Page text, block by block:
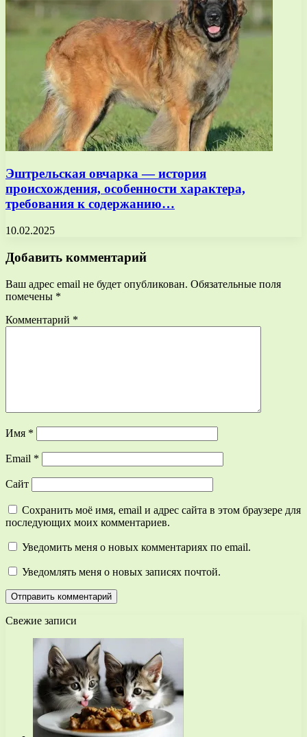
Эштрельская овчарка — история
происхождения, особенности характера,
требования к содержанию…
10.02.2025
Добавить комментарий
Ваш адрес email не будет опубликован. Обязательные поля
помечены *
Комментарий *
Имя *
Email *
Сайт
Сохранить моё имя, email и адрес сайта в этом браузере для
последующих моих комментариев.
Уведомить меня о новых комментариях по email.
Уведомлять меня о новых записях почтой.
Свежие записи